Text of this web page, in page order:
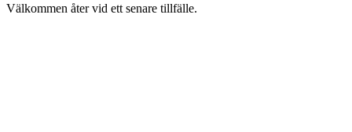
Välkommen åter vid ett senare tillfälle.